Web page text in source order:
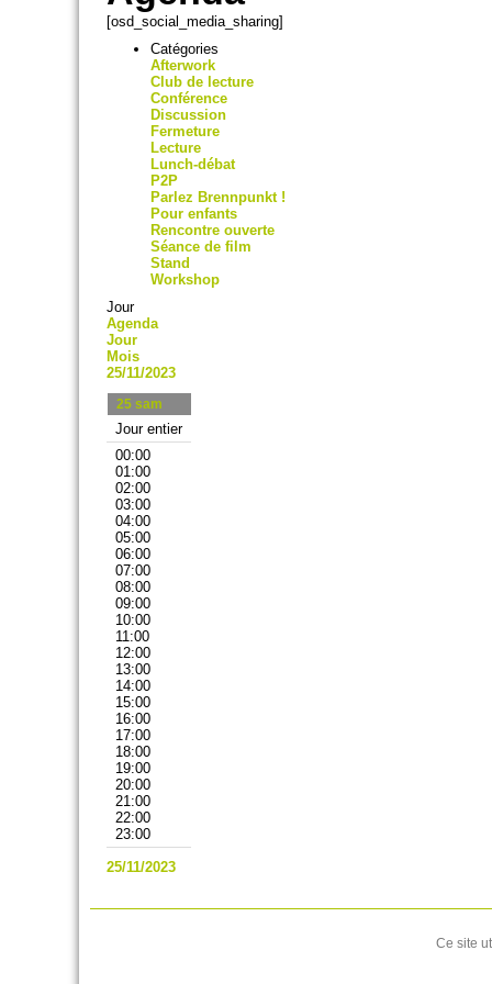
[osd_social_media_sharing]
Catégories
Afterwork
Club de lecture
Conférence
Discussion
Fermeture
Lecture
Lunch-débat
P2P
Parlez Brennpunkt !
Pour enfants
Rencontre ouverte
Séance de film
Stand
Workshop
Jour
Agenda
Jour
Mois
25/11/2023
25 sam
Jour entier
00:00
01:00
02:00
03:00
04:00
05:00
06:00
07:00
08:00
09:00
10:00
11:00
12:00
13:00
14:00
15:00
16:00
17:00
18:00
19:00
20:00
21:00
22:00
23:00
25/11/2023
Ce site